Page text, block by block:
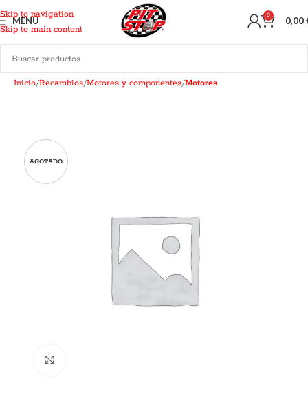
Skip to navigation
Skip to main content
MENU 0 0,00
Inicio Recambios Motores y componentes Motores
AGOTADO